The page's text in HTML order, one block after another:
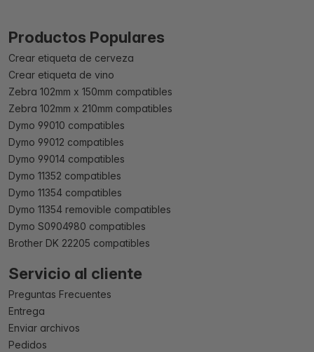
Productos Populares
Crear etiqueta de cerveza
Crear etiqueta de vino
Zebra 102mm x 150mm compatibles
Zebra 102mm x 210mm compatibles
Dymo 99010 compatibles
Dymo 99012 compatibles
Dymo 99014 compatibles
Dymo 11352 compatibles
Dymo 11354 compatibles
Dymo 11354 removible compatibles
Dymo S0904980 compatibles
Brother DK 22205 compatibles
Servicio al cliente
Preguntas Frecuentes
Entrega
Enviar archivos
Pedidos